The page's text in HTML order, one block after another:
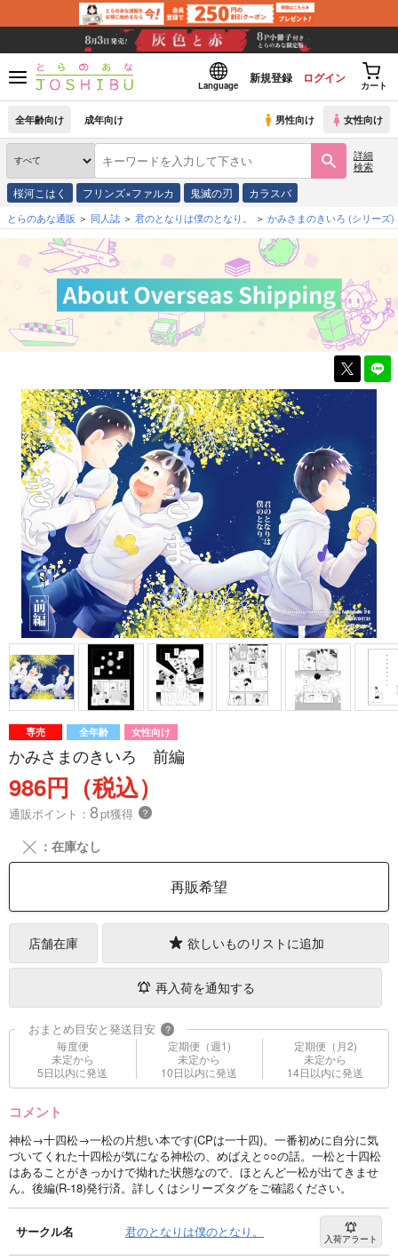
Language
新規登録 ログイン
カート
全年齢向け 成年向け 男性向け 女性向け
詳細
検索
桜河こはく フリンズ×ファルカ 鬼滅の刃 カラスバ
とらのあな通販 同人誌 君のとなりは僕のとなり。 かみさまのきいろ (シリーズ)
専売 全年齢 女性向け
かみさまのきいろ 前編
986円（税込）
通販ポイント： 8pt獲得 ？
╳ ：在庫なし
再販希望
店舗在庫 欲しいものリストに追加
再入荷を通知する
おまとめ目安と発送目安 ?
毎度便
未定から
5日以内に発送
定期便（週1)
未定から
10日以内に発送
定期便（月2)
未定から
14日以内に発送
コメント
神松→十四松→一松の片想い本です(CPは一十四)。一番初めに自分に気
づいてくれた十四松が気になる神松の、めばえと○○の話。一松と十四松
はあることがきっかけで拗れた状態なので、ほとんど一松が出てきませ
ん。後編(R-18)発行済。詳しくはシリーズタグをご確認ください。
サークル名 君のとなりは僕のとなり。 入荷アラート